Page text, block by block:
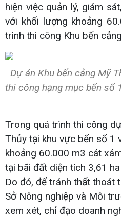
hiện việc quản lý, giám
với khối lượng khoảng
trình thi công Khu bến
Dự án Khu bến cảng Mỹ
thi công hạng mục bến số
Trong quá trình thi công
Thủy tại khu vực bến số 1
khoảng 60.000 m3 cát
tại bãi đất diện tích 3,61
Do đó, để tránh thất thoát
Sở Nông nghiệp và Môi
xem xét, chỉ đạo doanh